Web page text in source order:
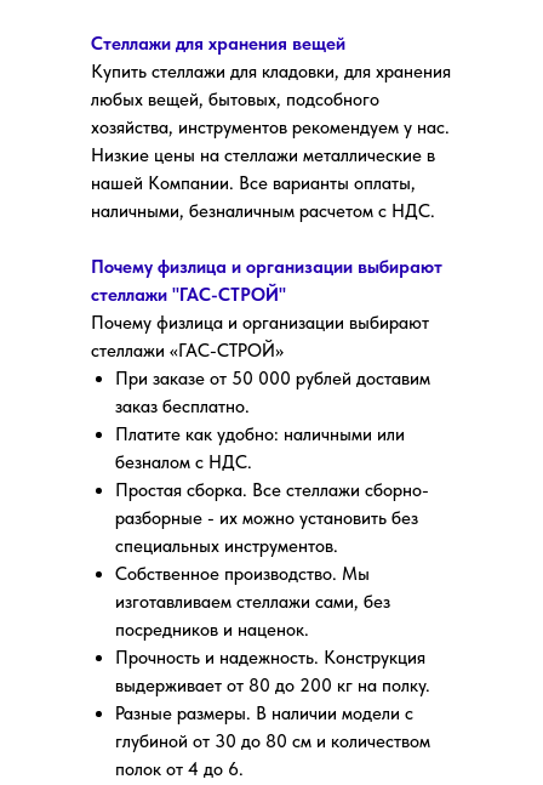
Стеллажи для хранения вещей
Купить стеллажи для кладовки, для хранения
любых вещей, бытовых, подсобного
хозяйства, инструментов рекомендуем у нас.
Низкие цены на стеллажи металлические в
нашей Компании. Все варианты оплаты,
наличными, безналичным расчетом с НДС.
Почему физлица и организации выбирают
стеллажи "ГАС-СТРОЙ"
Почему физлица и организации выбирают
стеллажи «ГАС-СТРОЙ»
При заказе от 50 000 рублей доставим
заказ бесплатно.
Платите как удобно: наличными или
безналом с НДС.
Простая сборка. Все стеллажи сборно-
разборные - их можно установить без
специальных инструментов.
Собственное производство. Мы
изготавливаем стеллажи сами, без
посредников и наценок.
Прочность и надежность. Конструкция
выдерживает от 80 до 200 кг на полку.
Разные размеры. В наличии модели с
глубиной от 30 до 80 см и количеством
полок от 4 до 6.